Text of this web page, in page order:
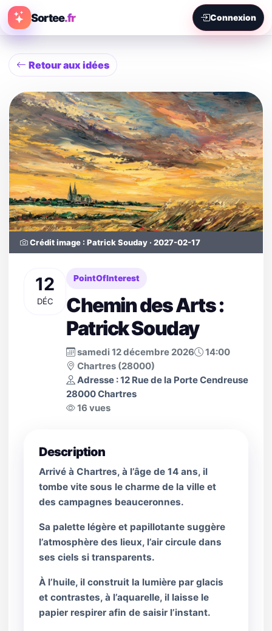
Sortee.fr Connexion
Retour aux idées
Crédit image : Patrick Souday · 2027-02-17
12
DÉC
PointOfInterest
Chemin des Arts :
Patrick Souday
samedi 12 décembre 2026
14:00
Chartres (28000)
Adresse : 12 Rue de la Porte Cendreuse
28000 Chartres
16 vues
Description
Arrivé à Chartres, à l’âge de 14 ans, il
tombe vite sous le charme de la ville et
des campagnes beauceronnes.
Sa palette légère et papillotante suggère
l’atmosphère des lieux, l’air circule dans
ses ciels si transparents.
À l’huile, il construit la lumière par glacis
et contrastes, à l’aquarelle, il laisse le
papier respirer afin de saisir l’instant.